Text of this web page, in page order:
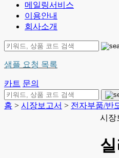
메일링서비스
이용안내
회사소개
샘플 요청 목록
카트 문의
홈 > 시장보고서 > 전자부품/반
시장